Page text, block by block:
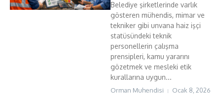
Belediye şirketlerinde varlık
gösteren mühendis, mimar ve
tekniker gibi unvana haiz işçi
statüsündeki teknik
personellerin çalışma
prensipleri, kamu yararını
gözetmek ve mesleki etik
kurallarına uygun...
Orman Muhendisi Ocak 8, 2026